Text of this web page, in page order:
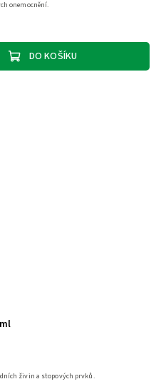
DO KOŠÍKU
onemocnění.
živin a stopových prvků.